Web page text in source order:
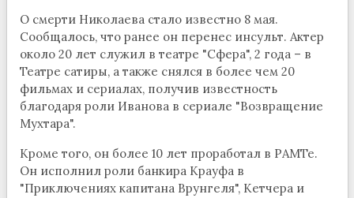
О смерти Николаева стало известно 8 мая.
Сообщалось, что ранее он перенес инсульт. Актер
около 20 лет служил в театре "Сфера", 2 года – в
Театре сатиры, а также снялся в более чем 20
фильмах и сериалах, получив известность
благодаря роли Иванова в сериале "Возвращение
Мухтара".
Кроме того, он более 10 лет проработал в РАМТе.
Он исполнил роли банкира Крауфа в
"Приключениях капитана Врунгеля", Кетчера и